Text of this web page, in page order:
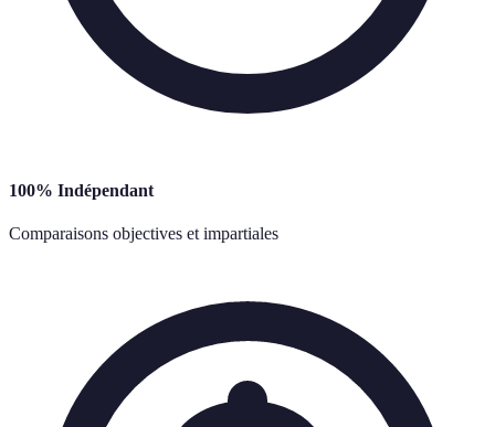
100% Indépendant
Comparaisons objectives et impartiales